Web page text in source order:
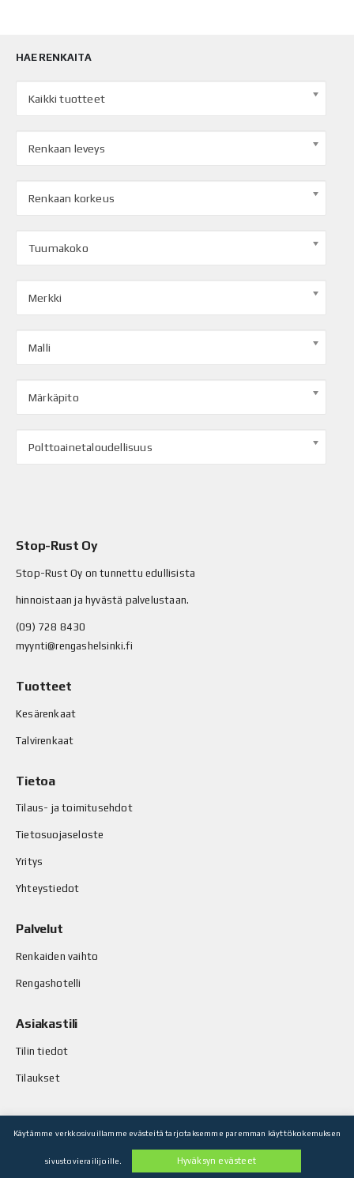
HAE RENKAITA
Kaikki tuotteet
Renkaan leveys
Renkaan korkeus
Tuumakoko
Merkki
Malli
Märkäpito
Polttoainetaloudellisuus
Stop-Rust Oy
Stop-Rust Oy on tunnettu edullisista
hinnoistaan ja hyvästä palvelustaan.
(09) 728 8430
myynti@rengashelsinki.fi
Tuotteet
Kesärenkaat
Talvirenkaat
Tietoa
Tilaus- ja toimitusehdot
Tietosuojaseloste
Yritys
Yhteystiedot
Palvelut
Renkaiden vaihto
Rengashotelli
Asiakastili
Tilin tiedot
Tilaukset
© Stop-Rust Oy. Kaikki oikeudet pidätetään.
Käytämme verkkosivuillamme evästeitä tarjotaksemme paremman käyttökokemuksen
sivustovierailijoille. Hyväksyn evästeet